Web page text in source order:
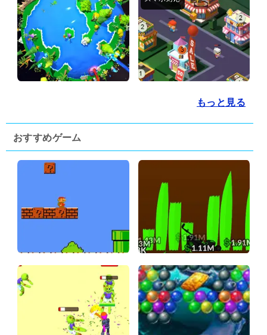
もっと見る
おすすめゲーム